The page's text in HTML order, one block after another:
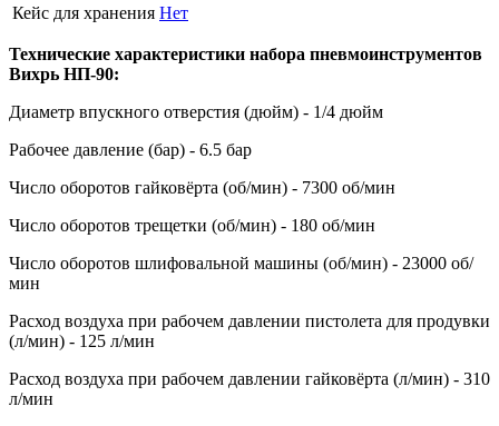
Кейс для хранения Нет
Технические характеристики набора пневмоинструментов
Вихрь НП-90:
Диаметр впускного отверстия (дюйм) - 1/4 дюйм
Рабочее давление (бар) - 6.5 бар
Число оборотов гайковёрта (об/мин) - 7300 об/мин
Число оборотов трещетки (об/мин) - 180 об/мин
Число оборотов шлифовальной машины (об/мин) - 23000 об/
мин
Расход воздуха при рабочем давлении пистолета для продувки
(л/мин) - 125 л/мин
Расход воздуха при рабочем давлении гайковёрта (л/мин) - 310
л/мин